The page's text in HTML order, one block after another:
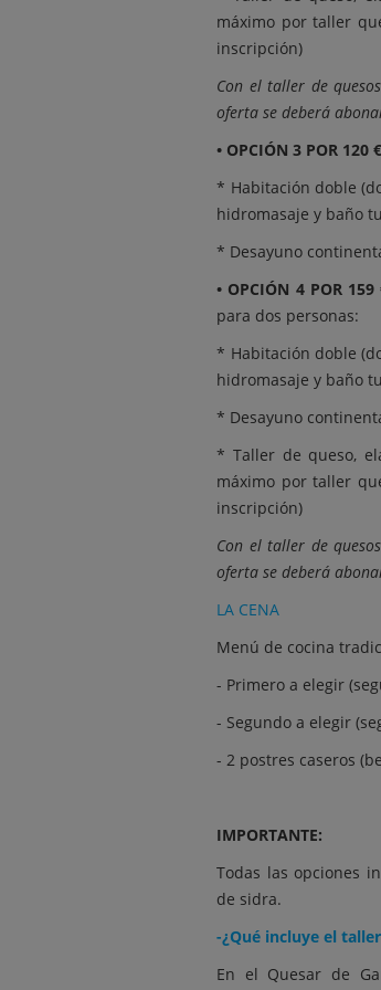
máximo por taller
inscripción)
Con el taller de
oferta se deberá
• OPCIÓN 3 POR 120
* Habitación doble
hidromasaje y baño
* Desayuno
• OPCIÓN 4 POR 159
para dos personas:
* Habitación doble
hidromasaje y baño
* Desayuno
* Taller de queso,
máximo por taller
inscripción)
Con el taller de
oferta se deberá
LA CENA
Menú de cocina
- Primero a elegir
- Segundo a elegir
- 2 postres caseros
IMPORTANTE:
Todas las opciones
de sidra.
-¿Qué incluye el
En el Quesar de